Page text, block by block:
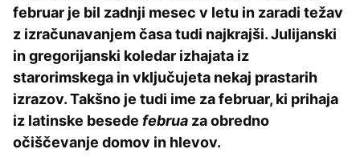
februar je bil zadnji mesec v letu in zaradi težav
z izračunavanjem časa tudi najkrajši. Julijanski
in gregorijanski koledar izhajata iz
starorimskega in vključujeta nekaj prastarih
izrazov. Takšno je tudi ime za februar, ki prihaja
iz latinske besede februa za obredno
očiščevanje domov in hlevov.